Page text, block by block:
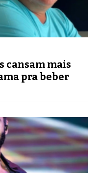
cansam mais
pra beber